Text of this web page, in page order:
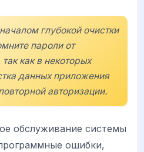
глубокой очистки
пароли от
как в некоторых
данных приложения
авторизации.
обслуживание системы
ошибки,